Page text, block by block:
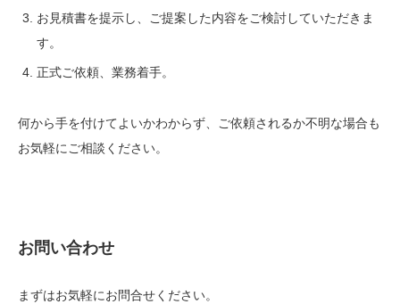
お見積書を提示し、ご提案した内容をご検討していただきま
す。
正式ご依頼、業務着手。
何から手を付けてよいかわからず、ご依頼されるか不明な場合も
お気軽にご相談ください。
お問い合わせ
まずはお気軽にお問合せください。